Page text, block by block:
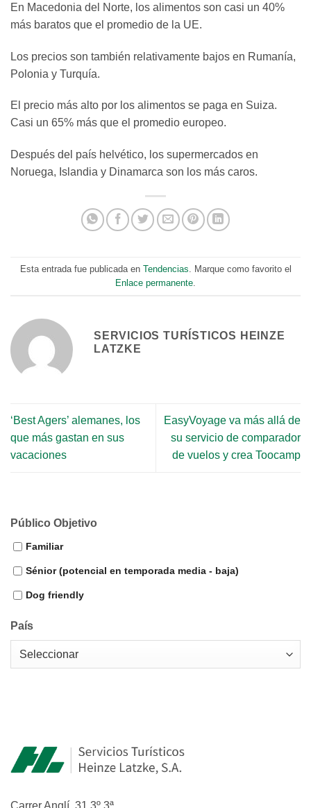
En Macedonia del Norte, los alimentos son casi un 40%
más baratos que el promedio de la UE.
Los precios son también relativamente bajos en Rumanía,
Polonia y Turquía.
El precio más alto por los alimentos se paga en Suiza.
Casi un 65% más que el promedio europeo.
Después del país helvético, los supermercados en
Noruega, Islandia y Dinamarca son los más caros.
Esta entrada fue publicada en Tendencias . Marque como favorito el
Enlace permanente
SERVICIOS TURÍSTICOS HEINZE
LATZKE
‘Best Agers’ alemanes, los
que más gastan en sus
vacaciones
EasyVoyage va más allá de
su servicio de comparador
de vuelos y crea Toocamp
Público Objetivo
Familiar
Sénior (potencial en temporada media - baja)
Dog friendly
País
Carrer Anglí, 31 3º 3ª